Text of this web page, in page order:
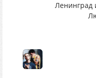
Ленинград